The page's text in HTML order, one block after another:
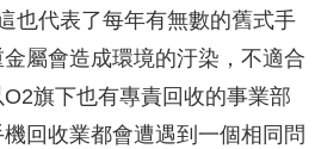
也代表了每年有無數的舊式手
屬會造成環境的汙染，不適合
旗下也有專責回收的事業部
回收業都會遭遇到一個相同問